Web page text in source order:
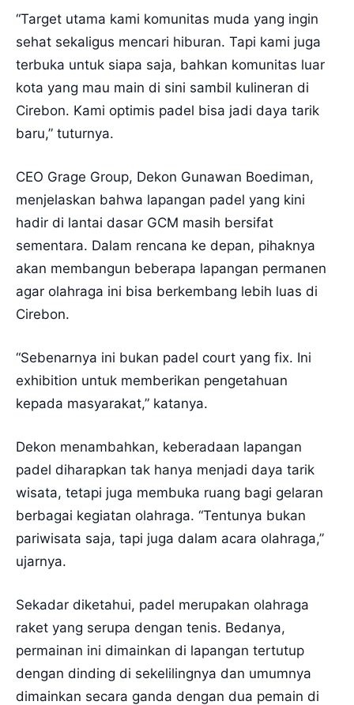
“Target utama kami komunitas muda yang ingin
sehat sekaligus mencari hiburan. Tapi kami juga
terbuka untuk siapa saja, bahkan komunitas luar
kota yang mau main di sini sambil kulineran di
Cirebon. Kami optimis padel bisa jadi daya tarik
baru,” tuturnya.
CEO Grage Group, Dekon Gunawan Boediman,
menjelaskan bahwa lapangan padel yang kini
hadir di lantai dasar GCM masih bersifat
sementara. Dalam rencana ke depan, pihaknya
akan membangun beberapa lapangan permanen
agar olahraga ini bisa berkembang lebih luas di
Cirebon.
“Sebenarnya ini bukan padel court yang fix. Ini
exhibition untuk memberikan pengetahuan
kepada masyarakat,” katanya.
Dekon menambahkan, keberadaan lapangan
padel diharapkan tak hanya menjadi daya tarik
wisata, tetapi juga membuka ruang bagi gelaran
berbagai kegiatan olahraga. “Tentunya bukan
pariwisata saja, tapi juga dalam acara olahraga,”
ujarnya.
Sekadar diketahui, padel merupakan olahraga
raket yang serupa dengan tenis. Bedanya,
permainan ini dimainkan di lapangan tertutup
dengan dinding di sekelilingnya dan umumnya
dimainkan secara ganda dengan dua pemain di